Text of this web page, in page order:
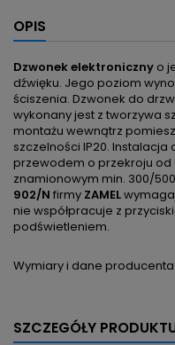
OPIS
Dzwonek elektroniczny o
dźwięku. Jego poziom
ściszenia. Dzwonek do
wykonany jest z tworzywa
montażu wewnątrz
szczelności IP20.
przewodem o przekroju od
znamionowym min. 300/
902/N firmy ZAMEL
nie współpracuje z
podświetleniem.
Wymiary i dane
SZCZEGÓŁY